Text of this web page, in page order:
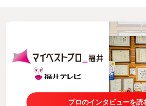
プロのインタビューを読